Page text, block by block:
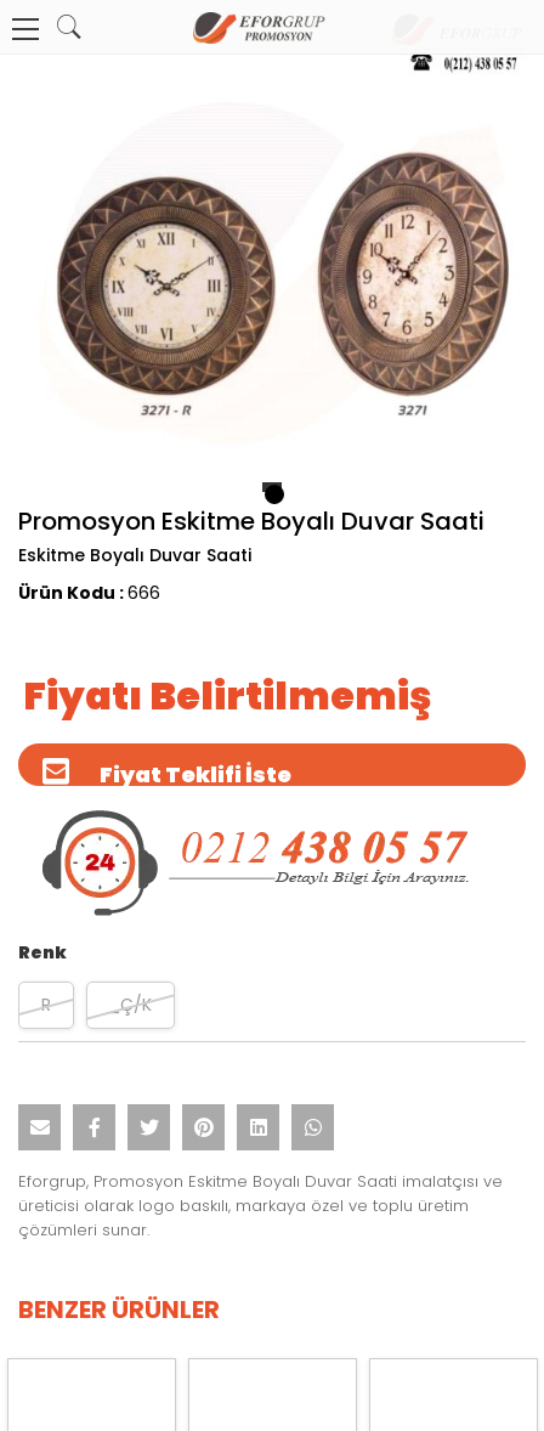
Promosyon Eskitme Boyalı Duvar Saati
Eskitme Boyalı Duvar Saati
Ürün Kodu :666
Fiyatı Belirtilmemiş
Fiyat Teklifi İste
Renk
R _Ç/K
Eforgrup, Promosyon Eskitme Boyalı Duvar Saati imalatçısı ve
üreticisi olarak logo baskılı, markaya özel ve toplu üretim
çözümleri sunar.
BENZER ÜRÜNLER